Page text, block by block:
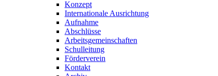
Konzept
Internationale Ausrichtung
Aufnahme
Abschlüsse
Arbeitsgemeinschaften
Schulleitung
Förderverein
Kontakt